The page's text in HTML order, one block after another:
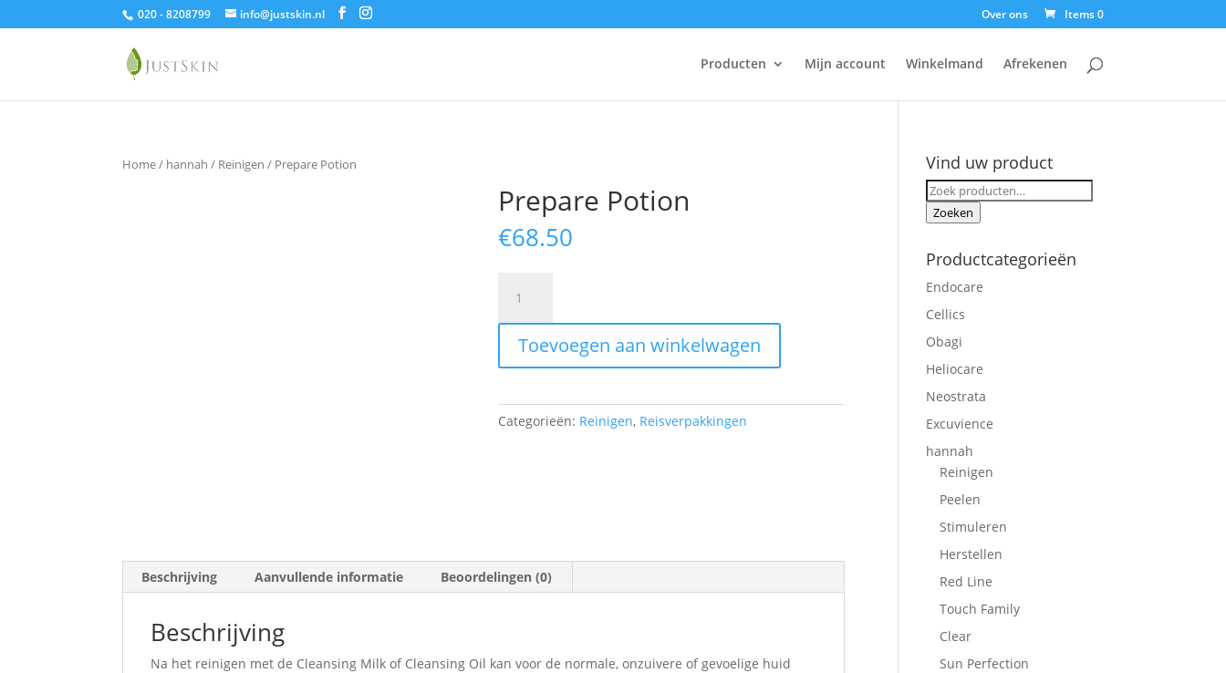
020 - 8208799 info@justskin.nl Over ons Items 0
Producten Mijn account Winkelmand Afrekenen
Home/ hannah / Reinigen / Prepare Potion
Prepare Potion
€68.50
Potion
aantal
Toevoegen aan winkelwagen
Categorieën: Reinigen, Reisverpakkingen
Beschrijving Aanvullende informatie Beoordelingen (0)
Beschrijving
Na het reinigen met de Cleansing Milk of Cleansing Oil kan voor de normale, onzuivere of gevoelige huid
Vind uw product
Zoeken
naar:
Zoeken
Productcategorieën
Endocare
Cellics
Obagi
Heliocare
Neostrata
Excuvience
hannah
Reinigen
Peelen
Stimuleren
Herstellen
Red Line
Touch Family
Clear
Sun Perfection